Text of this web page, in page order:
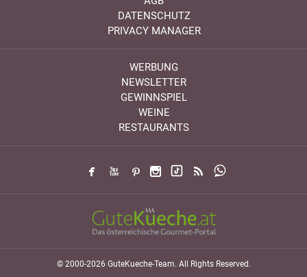
DATENSCHUTZ
PRIVACY MANAGER
WERBUNG
NEWSLETTER
GEWINNSPIEL
WEINE
RESTAURANTS
© 2000-2026 GuteKueche-Team. All Rights Reserved.